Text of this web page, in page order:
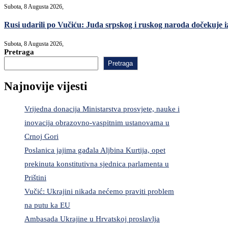
Subota, 8 Augusta 2026,
Rusi udarili po Vučiću: Juda srpskog i ruskog naroda dočekuje
Subota, 8 Augusta 2026,
Pretraga
Pretraga
Najnovije vijesti
Vrijedna donacija Ministarstva prosvjete, nauke i
inovacija obrazovno-vaspitnim ustanovama u
Crnoj Gori
Poslanica jajima gađala Aljbina Kurtija, opet
prekinuta konstitutivna sjednica parlamenta u
Prištini
Vučić: Ukrajini nikada nećemo praviti problem
na putu ka EU
Ambasada Ukrajine u Hrvatskoj proslavlja